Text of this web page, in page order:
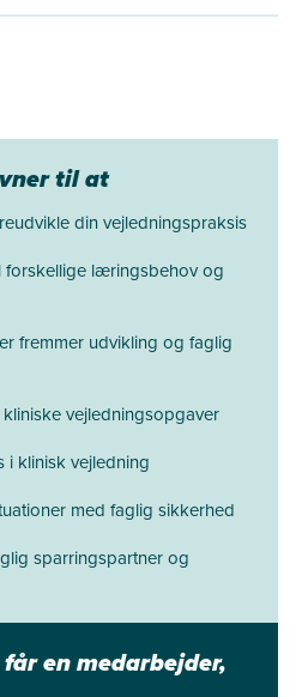
til at
din vejledningspraksis
forskellige læringsbehov og
fremmer udvikling og faglig
vejledningsopgaver
i klinisk vejledning
med faglig sikkerhed
sparringspartner og
en medarbejder,